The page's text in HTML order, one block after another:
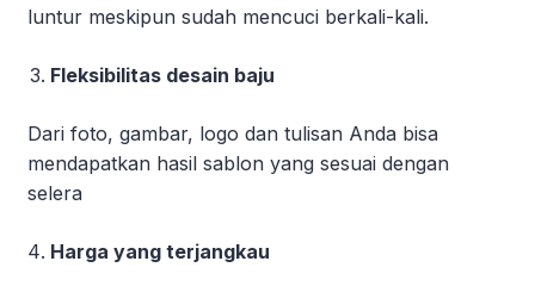
luntur meskipun sudah mencuci berkali-kali.
Fleksibilitas desain baju
Dari foto, gambar, logo dan tulisan Anda bisa
mendapatkan hasil sablon yang sesuai dengan
selera
Harga yang terjangkau